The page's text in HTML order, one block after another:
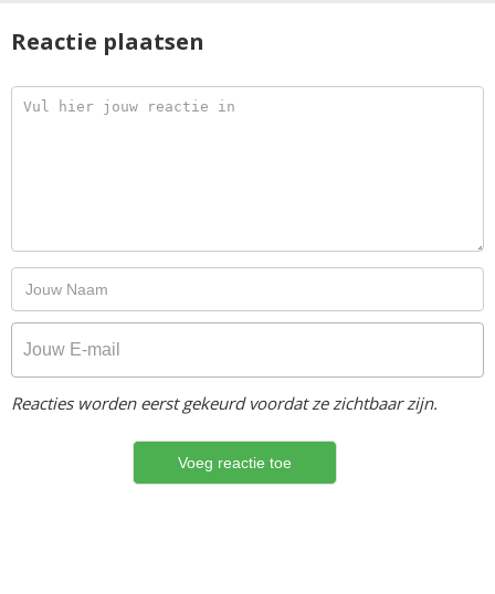
Reactie plaatsen
Reacties worden eerst gekeurd voordat ze zichtbaar zijn.